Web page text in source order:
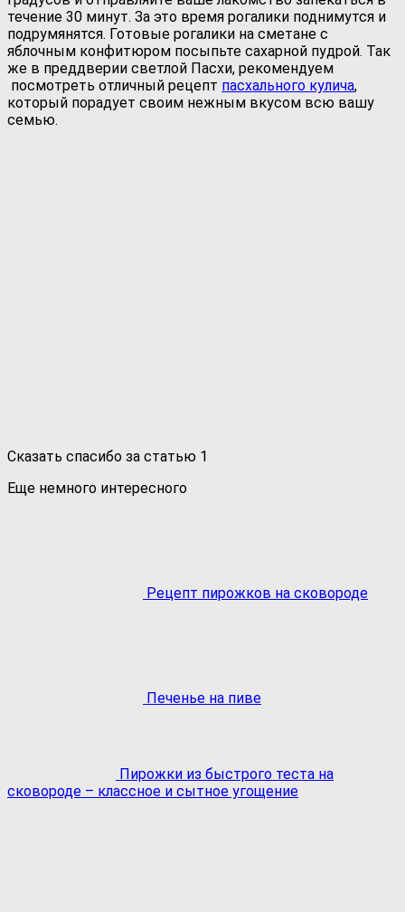
течение 30 минут. За это время рогалики поднимутся и
подрумянятся. Готовые рогалики на сметане с
яблочным конфитюром посыпьте сахарной пудрой. Так
же в преддверии светлой Пасхи, рекомендуем
посмотреть отличный рецепт пасхального кулича,
который порадует своим нежным вкусом всю вашу
семью.
Сказать спасибо за статью 1
Еще немного интересного
Рецепт пирожков на сковороде
Печенье на пиве
Пирожки из быстрого теста на
сковороде – классное и сытное угощение